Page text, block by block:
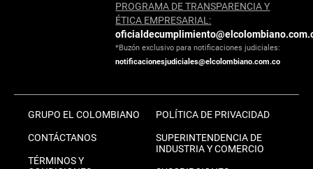
PROGRAMA DE TRANSPARENCIA Y
ÉTICA EMPRESARIAL:
*Buzón exclusivo para notificaciones judiciales:
notificacionesjudiciales@elcolombiano.com.co
GRUPO EL COLOMBIANO
CONTÁCTANOS
TÉRMINOS Y
POLÍTICA DE PRIVACIDAD
SUPERINTENDENCIA DE
INDUSTRIA Y COMERCIO